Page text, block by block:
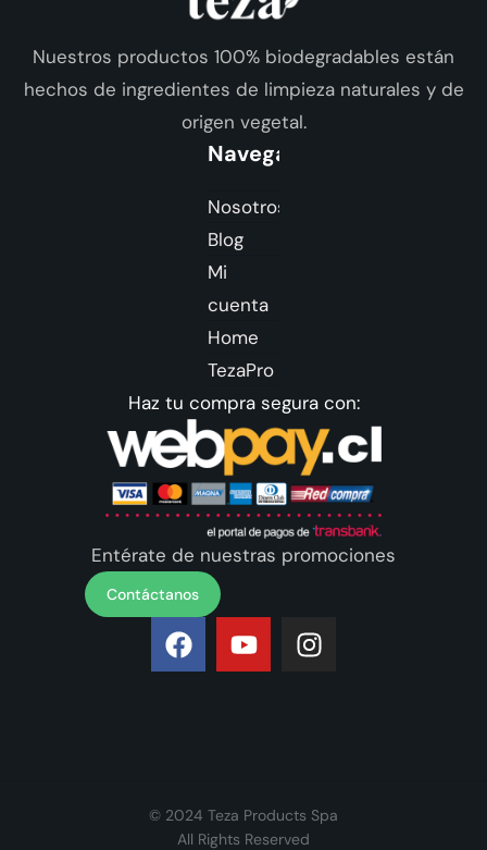
Nuestros productos 100% biodegradables están
hechos de ingredientes de limpieza naturales y de
origen vegetal.
Navegación
Nosotros
Blog
Mi
cuenta
Home
TezaPro
Haz tu compra segura con:
Entérate de nuestras promociones
Contáctanos
© 2024 Teza Products Spa
All Rights Reserved